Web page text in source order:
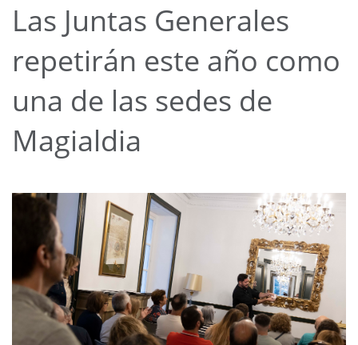
Las Juntas Generales
repetirán este año como
una de las sedes de
Magialdia